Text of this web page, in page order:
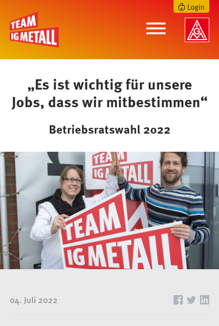
Login
„Es ist wichtig für unsere
Jobs, dass wir mitbestimmen“
Betriebsratswahl 2022
04. Juli 2022